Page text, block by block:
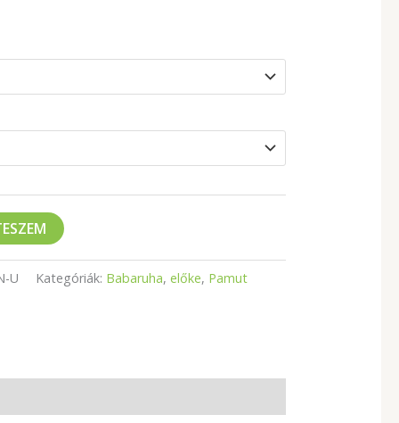
U Kategóriák: Babaruha, előke, Pamut